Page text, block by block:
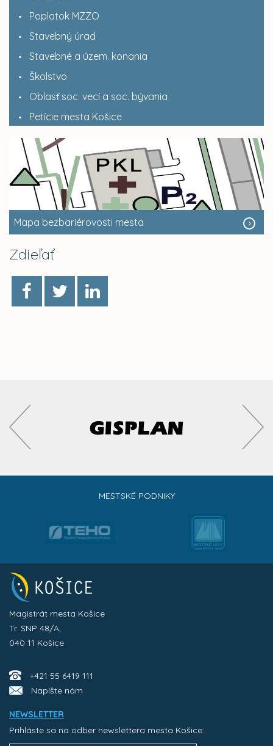
Poplatok MZZO
Stavebný úrad
Stavebné a územ. konania
Školstvo
Oblasť soc. vecí a soc. bývania
Petície mesta Košice
Mapa bezbariérovosti mesta
Zdieľať
MESTSKÉ PODNIKY
Magistrát mesta Košice
Tr. SNP 48/A,
040 11 Košice
+421 55 6419 111
Napíšte nám
NEWSLETTER
Prihláste sa na odber newslettera mesta Košice: